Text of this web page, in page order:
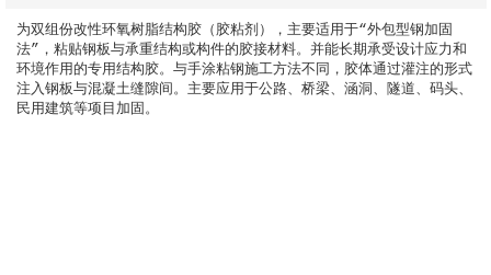
为双组份改性环氧树脂结构胶（胶粘剂），主要适用于“外包型钢加固
法”，粘贴钢板与承重结构或构件的胶接材料。并能长期承受设计应力和
环境作用的专用结构胶。与手涂粘钢施工方法不同，胶体通过灌注的形式
注入钢板与混凝土缝隙间。主要应用于公路、桥梁、涵洞、隧道、码头、
民用建筑等项目加固。